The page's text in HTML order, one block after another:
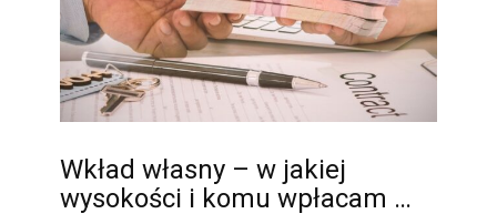
Wkład własny – w jakiej
wysokości i komu wpłacam …